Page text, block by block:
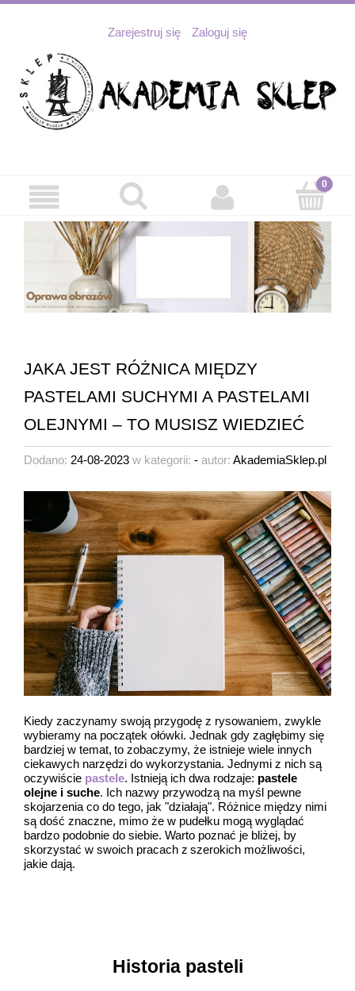
Zarejestruj się Zaloguj się
JAKA JEST RÓŻNICA MIĘDZY
PASTELAMI SUCHYMI A PASTELAMI
OLEJNYMI – TO MUSISZ WIEDZIEĆ
Dodano: 24-08-2023 w kategorii: - autor: AkademiaSklep.pl
Kiedy zaczynamy swoją przygodę z rysowaniem, zwykle
wybieramy na początek ołówki. Jednak gdy zagłębimy się
bardziej w temat, to zobaczymy, że istnieje wiele innych
ciekawych narzędzi do wykorzystania. Jednymi z nich są
oczywiście pastele. Istnieją ich dwa rodzaje: pastele
olejne i suche. Ich nazwy przywodzą na myśl pewne
skojarzenia co do tego, jak "działają". Różnice między nimi
są dość znaczne, mimo że w pudełku mogą wyglądać
bardzo podobnie do siebie. Warto poznać je bliżej, by
skorzystać w swoich pracach z szerokich możliwości,
jakie dają.
Historia pasteli